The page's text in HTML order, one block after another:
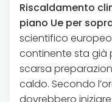
Riscaldamento
piano Ue per
scientifico
continente sta già
scarsa
caldo. Secondo